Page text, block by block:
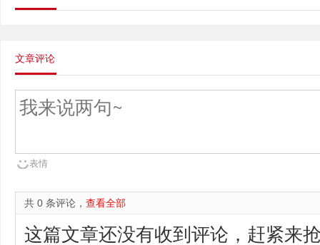
文章评论
表情
共 0 条评论， 查看全部
这篇文章还没有收到评论，赶紧来